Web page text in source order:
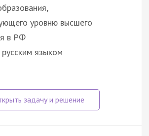
уровню высшего
в РФ
языком